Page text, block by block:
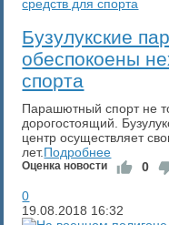
Бузулукские
обеспокоены
спорта
Парашютный спорт не
дорогостоящий.
центр осуществляет
лет.Подробнее
Оценка новости 0
0
19.08.2018 16:32